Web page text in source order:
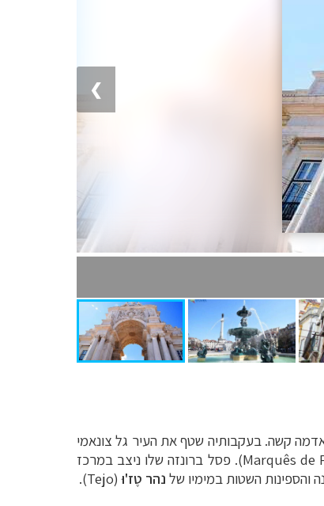
❯
אדמה קשה. בעקבותיה שטף את העיר גל צונאמי
Marquês de). פסל ברונזה שלו ניצב במרכז
השטות במימיו של נהר טֶז'וּ(
Tejo
)
.